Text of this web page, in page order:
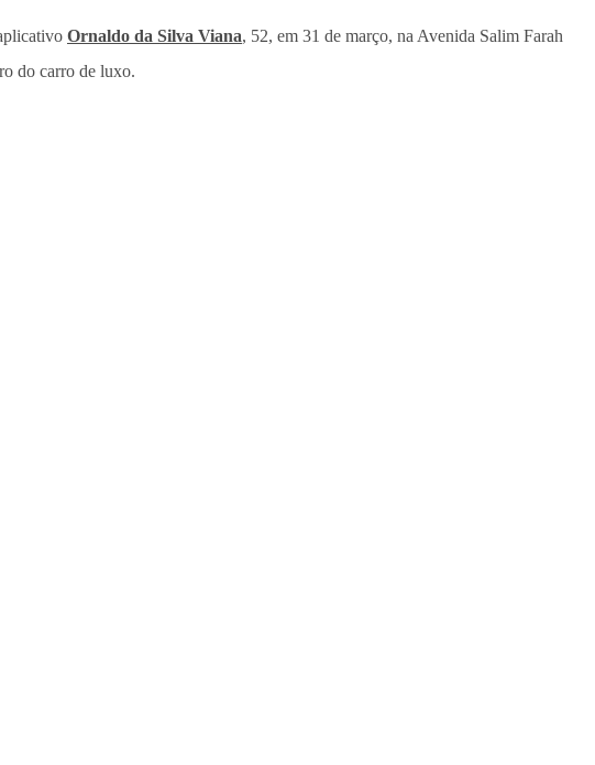
Ornaldo da Silva Viana, 52, em 31 de março, na Avenida Salim Farah
do carro de luxo.